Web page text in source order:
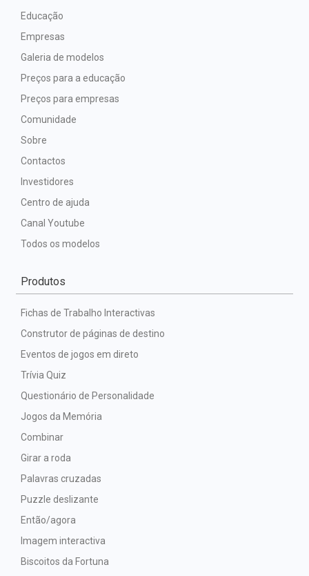
Educação
Empresas
Galeria de modelos
Preços para a educação
Preços para empresas
Comunidade
Sobre
Contactos
Investidores
Centro de ajuda
Canal Youtube
Todos os modelos
Produtos
Fichas de Trabalho Interactivas
Construtor de páginas de destino
Eventos de jogos em direto
Trívia Quiz
Questionário de Personalidade
Jogos da Memória
Combinar
Girar a roda
Palavras cruzadas
Puzzle deslizante
Então/agora
Imagem interactiva
Biscoitos da Fortuna